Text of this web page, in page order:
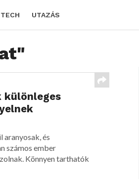
TECH UTAZÁS
különleges
és
számos ember
Könnyen tarthatók